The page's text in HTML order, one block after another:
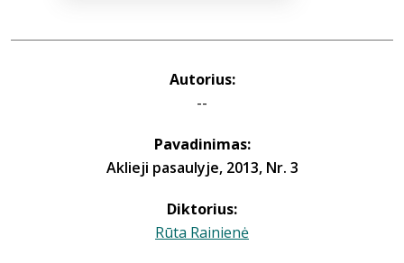
Autorius:
--
Pavadinimas:
Aklieji pasaulyje, 2013, Nr. 3
Diktorius:
Rūta Rainienė